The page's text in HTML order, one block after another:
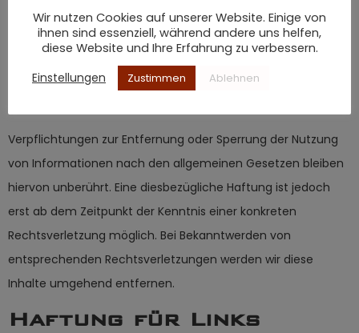
Diensteanbieter jedoch nicht verpflichtet, übermittelte oder
gespeicherte fremde Informationen zu überwachen oder
nach Umständen zu forschen, die auf eine rechtswidrige
Verpflichtungen zur Entfernung oder Sperrung der Nutzung
von Informationen nach den allgemeinen Gesetzen bleiben
hiervon unberührt. Eine diesbezügliche Haftung ist jedoch
erst ab dem Zeitpunkt der Kenntnis einer konkreten
Rechtsverletzung möglich. Bei Bekanntwerden von
entsprechenden Rechtsverletzungen werden wir diese
Inhalte umgehend entfernen.
Haftung für Links
Wir nutzen Cookies auf unserer Website. Einige von
ihnen sind essenziell, während andere uns helfen,
diese Website und Ihre Erfahrung zu verbessern.
Einstellungen
Zustimmen Ablehnen